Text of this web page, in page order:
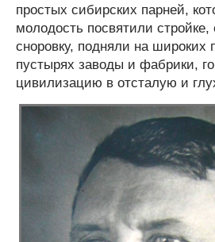
простых сибирских парней,
молодость посвятили
сноровку, подняли на широких
пустырях заводы и фабрики,
цивилизацию в отсталую и